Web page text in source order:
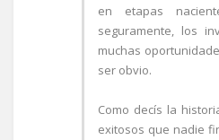
en etapas
seguramente, los
muchas
ser obvio.
Como decís la
exitosos que nadie